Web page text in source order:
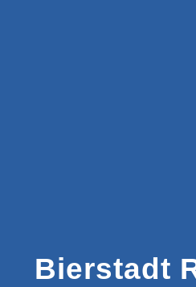
Bierstadt